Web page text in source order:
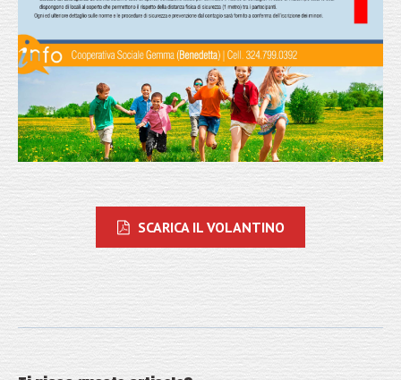
SCARICA IL VOLANTINO